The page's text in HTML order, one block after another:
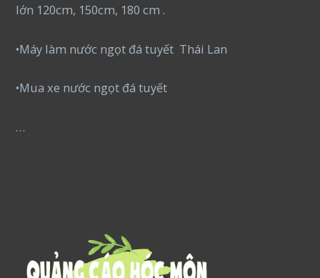
lớn 120cm, 150cm, 180 cm .
•Máy làm nước ngọt đá tuyết Thái Lan
•Mua xe nước ngọt đá tuyết
…